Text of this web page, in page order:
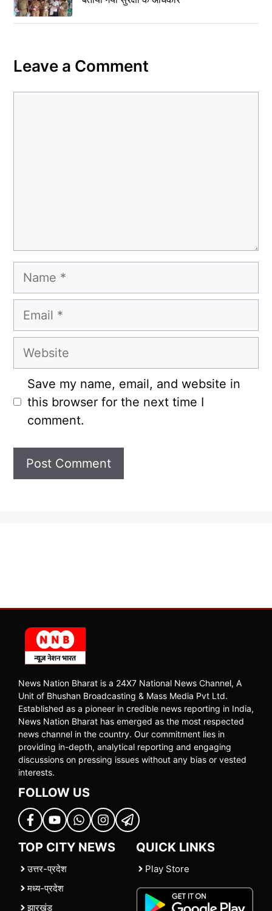
Leave a Comment
Name
Email
Website
Save my name, email, and website in
this browser for the next time I
comment.
News Nation Bharat is a 24X7 National News Channel, A
Unit of Bhushan Broadcasting & Mass Media Pvt Ltd.
Established as a pioneer in credible news reporting in India,
News Nation Bharat has emerged as the most respected
news channel in the country. Our commitment lies in
providing in-depth, analytical reporting and engaging
discussions on pressing issues without any bias or vested
interests.
FOLLOW US
TOP CITY NEWS
उत्तर-प्रदेश
मध्य-प्रदेश
झारखंड
QUICK LINKS
Play Store